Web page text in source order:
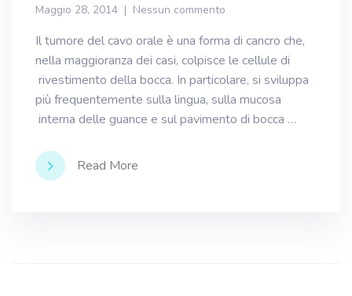
Maggio 28, 2014 Nessun commento
Il tumore del cavo orale è una forma di cancro che,
nella maggioranza dei casi, colpisce le cellule di
rivestimento della bocca. In particolare, si sviluppa
più frequentemente sulla lingua, sulla mucosa
interna delle guance e sul pavimento di bocca …
Read More